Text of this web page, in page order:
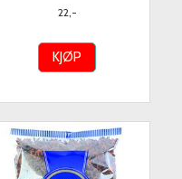
22,-
KJØP